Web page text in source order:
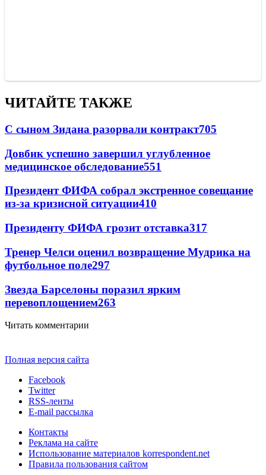
ЧИТАЙТЕ ТАКЖЕ
С сыном Зидана разорвали контракт705
Довбик успешно завершил углубленное
медицинское обследование551
Президент ФИФА собрал экстренное совещание
из-за кризисной ситуации410
Президенту ФИФА грозит отставка317
Тренер Челси оценил возвращение Мудрика на
футбольное поле297
Звезда Барселоны поразил ярким
перевоплощением263
Читать комментарии
Полная версия сайта
Facebook
Twitter
RSS-ленты
E-mail рассылка
Контакты
Реклама на сайте
Использование материалов korrespondent.net
Правила пользования сайтом